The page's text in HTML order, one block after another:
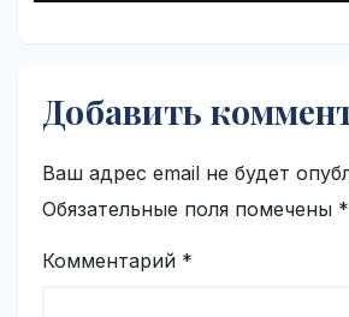
Добавить
Ваш адрес email не будет
Обязательные поля помечены *
Комментарий *